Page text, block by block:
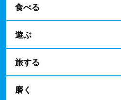
食べる
遊ぶ
旅する
磨く